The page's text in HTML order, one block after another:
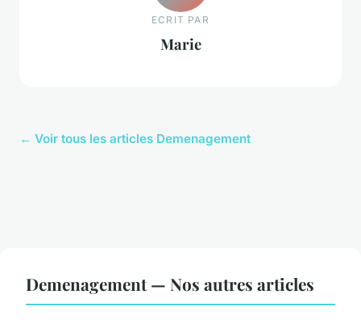
ECRIT PAR
Marie
← Voir tous les articles Demenagement
Demenagement — Nos autres articles